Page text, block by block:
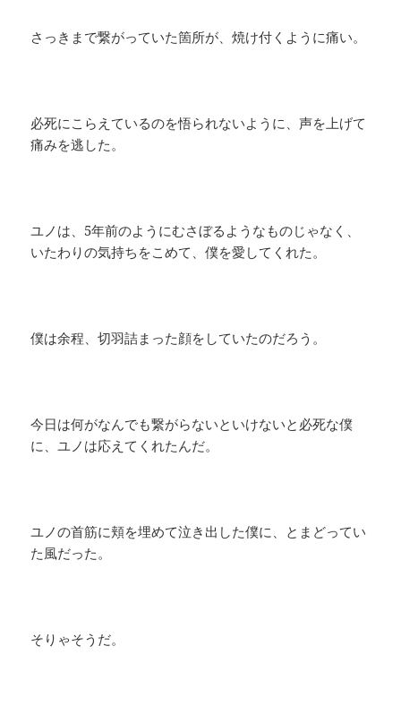
さっきまで繋がっていた箇所が、焼け付くように痛い。
必死にこらえているのを悟られないように、声を上げて
痛みを逃した。
ユノは、5年前のようにむさぼるようなものじゃなく、
いたわりの気持ちをこめて、僕を愛してくれた。
僕は余程、切羽詰まった顔をしていたのだろう。
今日は何がなんでも繋がらないといけないと必死な僕
に、ユノは応えてくれたんだ。
ユノの首筋に頬を埋めて泣き出した僕に、とまどってい
た風だった。
そりゃそうだ。